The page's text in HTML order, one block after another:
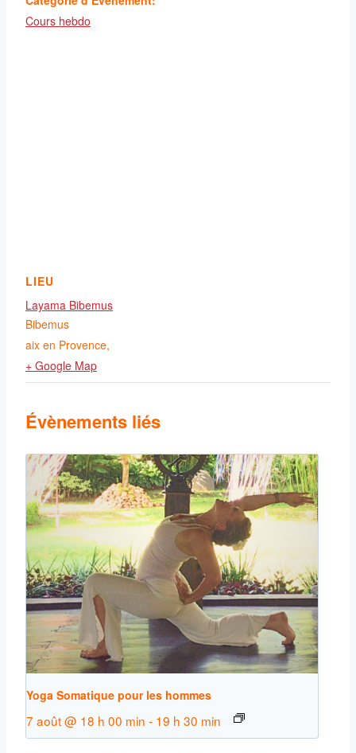
Cours hebdo
LIEU
Layama Bibemus
Bibemus
aix en Provence,
+ Google Map
Évènements liés
Yoga Somatique pour les hommes
7 août @ 18 h 00 min - 19 h 30 min